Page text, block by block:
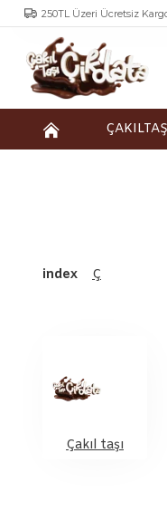
250TL Üzeri Ücretsiz
index Ç
Çakıl taşı